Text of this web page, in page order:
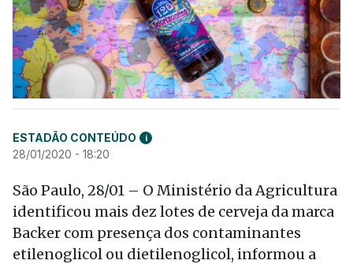
ESTADÃO CONTEÚDO i
28/01/2020 - 18:20
São Paulo, 28/01 – O Ministério da Agricultura
identificou mais dez lotes de cerveja da marca
Backer com presença dos contaminantes
etilenoglicol ou dietilenoglicol, informou a